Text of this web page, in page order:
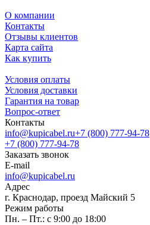
О компании
Контакты
Отзывы клиентов
Карта сайта
Как купить
Условия оплаты
Условия доставки
Гарантия на товар
Вопрос-ответ
Контакты
info@kupicabel.ru+7 (800) 777-94-78
+7 (800) 777-94-78
Заказать звонок
E-mail
info@kupicabel.ru
Адрес
г. Краснодар, проезд Майский 5
Режим работы
Пн. – Пт.: с 9:00 до 18:00